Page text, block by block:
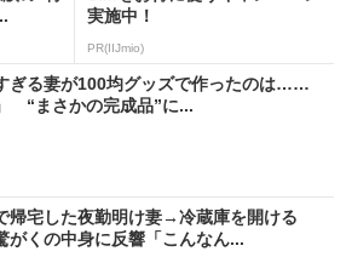
実施中！
PR(IIJmio)
ぎる妻が100均グッズで作ったのは……
“まさかの完成品”に...
帰宅した夜勤明け妻→冷蔵庫を開ける
くの中身に反響「こんなん...